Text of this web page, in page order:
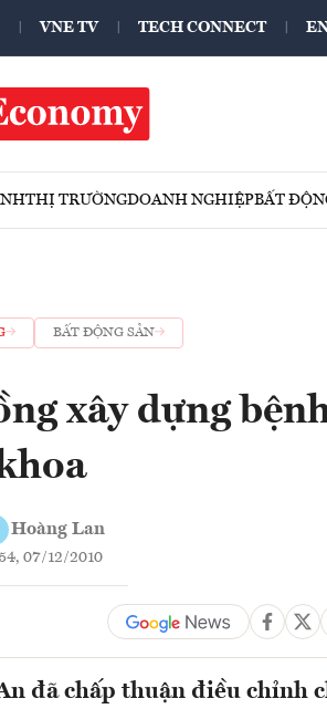
VNE TV TECH CONNECT
THỊ TRƯỜNGDOANH NGHIỆPBẤT
BẤT ĐỘNG SẢN
xây dựng
Hoàng Lan
07/12/2010
đã chấp thuận điều chỉnh